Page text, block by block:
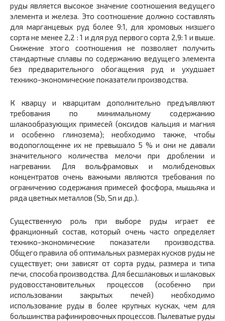
руды является высокое значение соотношения ведущего
элемента и железа. Это соотношение должно составлять
для марганцевых руд более 9:1, для хромовых низшего
сорта не менее 2,2 : 1 и для руд первого сорта 2,9: 1 и выше.
Снижение этого соотношения не позволяет получить
стандартные сплавы по содержанию ведущего элемента
без предварительного обогащения руд и ухудшает
технико-экономические показатели производства.
К кварцу и кварцитам дополнительно предъявляют
требования по минимальному содержанию
шлакообразующих примесей (оксидов кальция и магния
и особенно глинозема); необходимо также, чтобы
водопоглощенне их не превышало 5 % и они не давали
значительного количества мелочи при дроблении и
нагревании. Для вольфрамовых и молибденовых
концентратов очень важными являются требования по
ограничению содержания примесей фосфора, мышьяка и
ряда цветных металлов (Sb, Sn и др.).
Существенную роль при выборе руды играет ее
фракционный состав, который очень часто определяет
технико-экономические показатели производства.
Общего правила об оптимальных размерах кусков руды не
существует; они зависят от сорта руды, размера и типа
печи, способа производства. Для бесшлаковых и шлаковых
рудовосстановительных процессов (особенно при
использовании закрытых печей) необходимо
использование руды в более крупных кусках, чем для
большинства рафинировочных процессов. Пылеватые руды